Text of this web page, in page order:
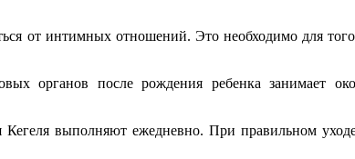
от интимных отношений. Это необходимо для
органов после рождения ребенка занимает
выполняют ежедневно. При правильном